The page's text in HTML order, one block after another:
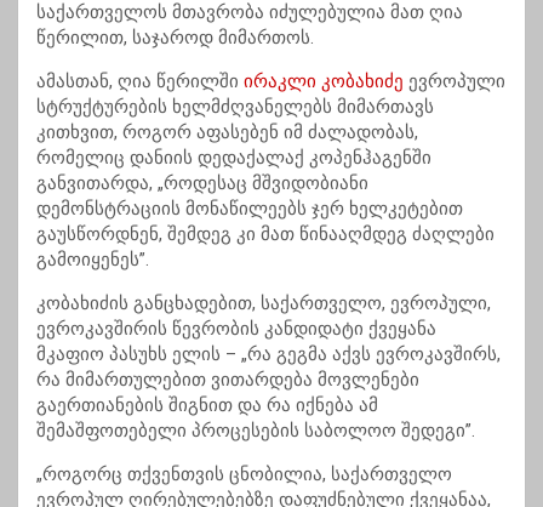
საქართველოს მთავრობა იძულებულია მათ ღია
წერილით, საჯაროდ მიმართოს.
ამასთან, ღია წერილში ირაკლი კობახიძე ევროპული
სტრუქტურების ხელმძღვანელებს მიმართავს
კითხვით, როგორ აფასებენ იმ ძალადობას,
რომელიც დანიის დედაქალაქ კოპენჰაგენში
განვითარდა, „როდესაც მშვიდობიანი
დემონსტრაციის მონაწილეებს ჯერ ხელკეტებით
გაუსწორდნენ, შემდეგ კი მათ წინააღმდეგ ძაღლები
გამოიყენეს”.
კობახიძის განცხადებით, საქართველო, ევროპული,
ევროკავშირის წევრობის კანდიდატი ქვეყანა
მკაფიო პასუხს ელის – „რა გეგმა აქვს ევროკავშირს,
რა მიმართულებით ვითარდება მოვლენები
გაერთიანების შიგნით და რა იქნება ამ
შემაშფოთებელი პროცესების საბოლოო შედეგი”.
„როგორც თქვენთვის ცნობილია, საქართველო
ევროპულ ღირებულებებზე დაფუძნებული ქვეყანაა,